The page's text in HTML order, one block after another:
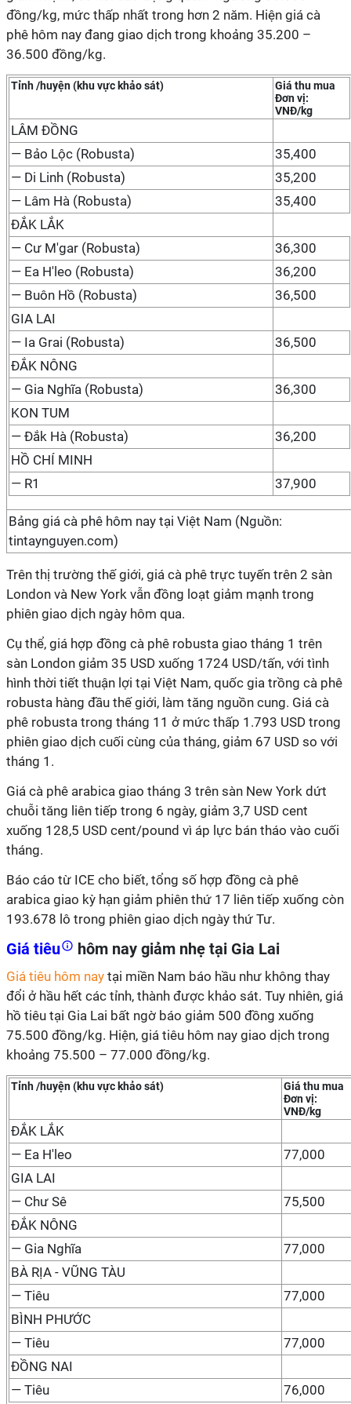
đồng/kg, mức thấp nhất trong hơn 2 năm. Hiện giá cà
phê hôm nay đang giao dịch trong khoảng 35.200 –
36.500 đồng/kg.
Tỉnh /huyện (khu vực khảo sát)
Giá thu mua
Đơn vị:
VNĐ/kg
LÂM ĐỒNG
— Bảo Lộc (Robusta)
35,400
— Di Linh (Robusta)
35,200
— Lâm Hà (Robusta)
35,400
ĐẮK LẮK
— Cư M'gar (Robusta)
36,300
— Ea H'leo (Robusta)
36,200
— Buôn Hồ (Robusta)
36,500
GIA LAI
— Ia Grai (Robusta)
36,500
ĐẮK NÔNG
— Gia Nghĩa (Robusta)
36,300
KON TUM
— Đắk Hà (Robusta)
36,200
HỒ CHÍ MINH
— R1
37,900
Bảng giá cà phê hôm nay tại Việt Nam (Nguồn:
tintaynguyen.com)
Trên thị trường thế giới, giá cà phê trực tuyến trên 2 sàn
London và New York vẫn đồng loạt giảm mạnh trong
phiên giao dịch ngày hôm qua.
Cụ thể, giá hợp đồng cà phê robusta giao tháng 1 trên
sàn London giảm 35 USD xuống 1724 USD/tấn, với tình
hình thời tiết thuận lợi tại Việt Nam, quốc gia trồng cà phê
robusta hàng đầu thế giới, làm tăng nguồn cung. Giá cà
phê robusta trong tháng 11 ở mức thấp 1.793 USD trong
phiên giao dịch cuối cùng của tháng, giảm 67 USD so với
tháng 1.
Giá cà phê arabica giao tháng 3 trên sàn New York dứt
chuỗi tăng liên tiếp trong 6 ngày, giảm 3,7 USD cent
xuống 128,5 USD cent/pound vì áp lực bán tháo vào cuối
tháng.
Báo cáo từ ICE cho biết, tổng số hợp đồng cà phê
arabica giao kỳ hạn giảm phiên thứ 17 liên tiếp xuống còn
193.678 lô trong phiên giao dịch ngày thứ Tư.
Giá tiêu hôm nay giảm nhẹ tại Gia Lai
Giá tiêu hôm nay tại miền Nam báo hầu như không thay
đổi ở hầu hết các tỉnh, thành được khảo sát. Tuy nhiên, giá
hồ tiêu tại Gia Lai bất ngờ báo giảm 500 đồng xuống
75.500 đồng/kg. Hiện, giá tiêu hôm nay giao dịch trong
khoảng 75.500 – 77.000 đồng/kg.
Tỉnh /huyện (khu vực khảo sát)
Giá thu mua
Đơn vị:
VNĐ/kg
ĐẮK LẮK
— Ea H'leo
77,000
GIA LAI
— Chư Sê
75,500
ĐẮK NÔNG
— Gia Nghĩa
77,000
BÀ RỊA - VŨNG TÀU
— Tiêu
77,000
BÌNH PHƯỚC
— Tiêu
77,000
ĐỒNG NAI
— Tiêu
76,000